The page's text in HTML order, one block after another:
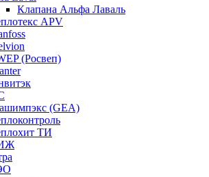
Клапана Альфа Лаваль
APV
(Росвеп)
(GEA)
ТИ